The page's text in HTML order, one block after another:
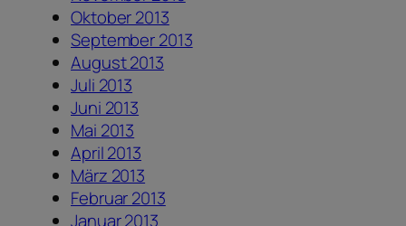
Oktober 2013
September 2013
August 2013
Juli 2013
Juni 2013
Mai 2013
April 2013
März 2013
Februar 2013
Januar 2013